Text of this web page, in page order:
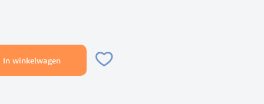
In winkelwagen